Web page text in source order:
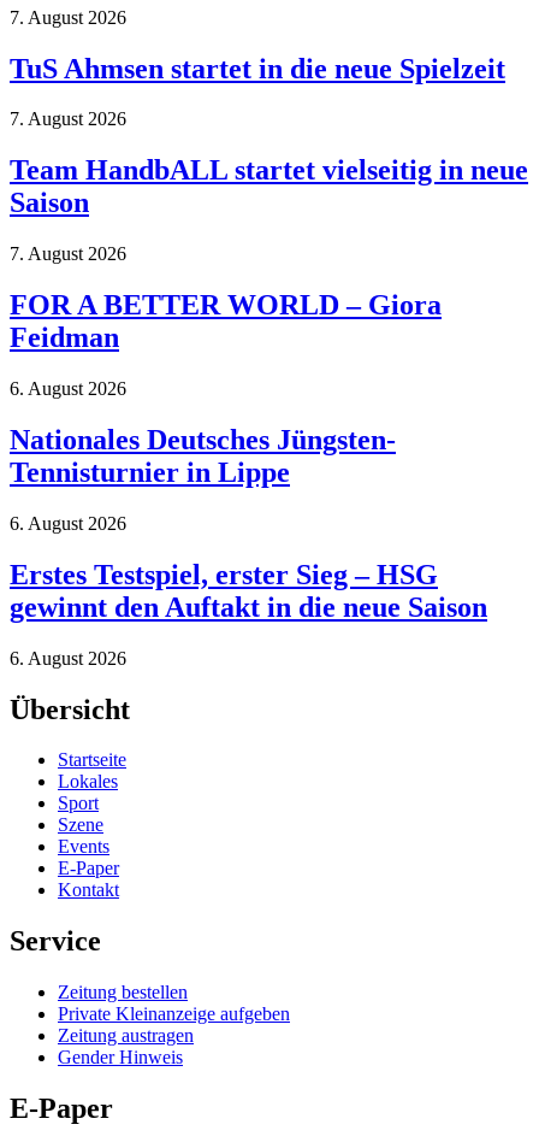
7. August 2026
TuS Ahmsen startet in die neue Spielzeit
7. August 2026
Team HandbALL startet vielseitig in neue
Saison
7. August 2026
FOR A BETTER WORLD – Giora
Feidman
6. August 2026
Nationales Deutsches Jüngsten-
Tennisturnier in Lippe
6. August 2026
Erstes Testspiel, erster Sieg – HSG
gewinnt den Auftakt in die neue Saison
6. August 2026
Übersicht
Startseite
Lokales
Sport
Szene
Events
E-Paper
Kontakt
Service
Zeitung bestellen
Private Kleinanzeige aufgeben
Zeitung austragen
Gender Hinweis
E-Paper